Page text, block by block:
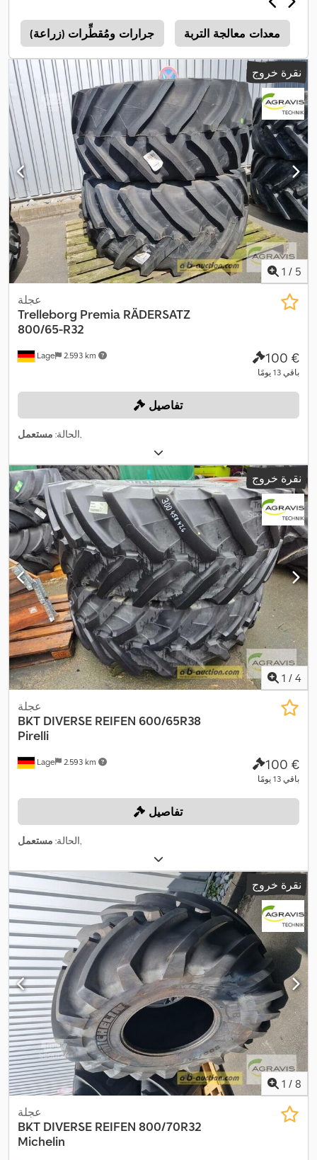
جرارات ومُقطِّرات (زراعة) معدات معالجة التربة
نقرة خروج
1 / 5
Lage 2.593 km
عجلة
Trelleborg Premia RÄDERSATZ
800/65-R32
‏100 €
باقي 13 يومًا
تفاصيل
الحالة: مستعمل ,
نقرة خروج
1 / 4
Lage 2.593 km
عجلة
BKT DIVERSE REIFEN 600/65R38
Pirelli
‏100 €
باقي 13 يومًا
تفاصيل
الحالة: مستعمل ,
نقرة خروج
1 / 8
عجلة
BKT DIVERSE REIFEN 800/70R32
Michelin